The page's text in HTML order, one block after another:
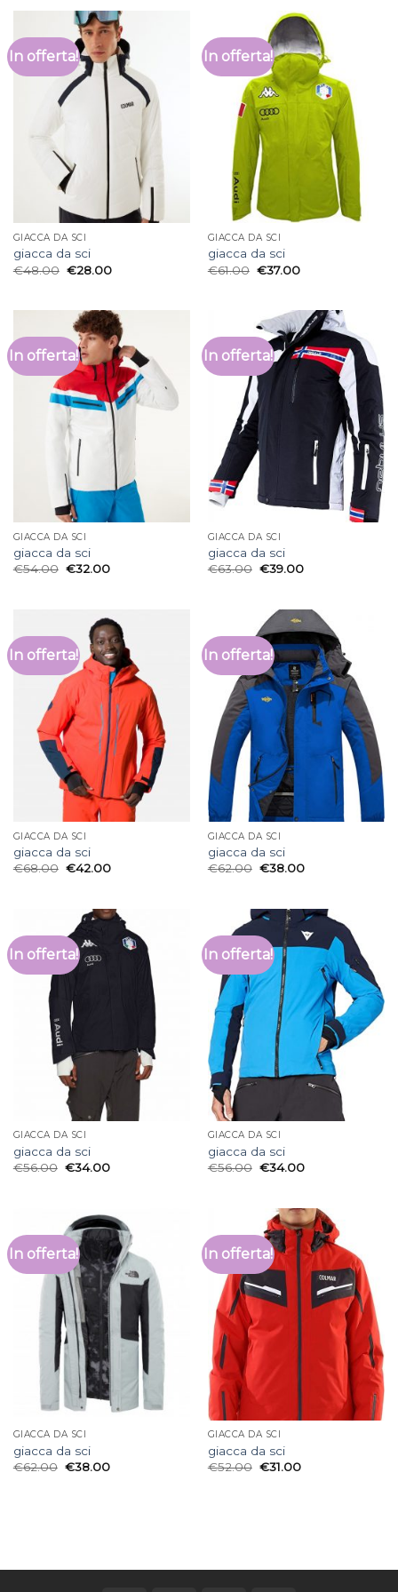
In offerta!
GIACCA DA SCI
giacca da sci
€48.00 €28.00
In offerta!
GIACCA DA SCI
giacca da sci
€61.00 €37.00
In offerta!
GIACCA DA SCI
giacca da sci
€54.00 €32.00
In offerta!
GIACCA DA SCI
giacca da sci
€63.00 €39.00
In offerta!
GIACCA DA SCI
giacca da sci
€68.00 €42.00
In offerta!
GIACCA DA SCI
giacca da sci
€62.00 €38.00
In offerta!
GIACCA DA SCI
giacca da sci
€56.00 €34.00
In offerta!
GIACCA DA SCI
giacca da sci
€56.00 €34.00
In offerta!
GIACCA DA SCI
giacca da sci
€62.00 €38.00
In offerta!
GIACCA DA SCI
giacca da sci
€52.00 €31.00